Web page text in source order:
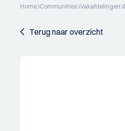
Home Communities Vakafdelingen
Terug naar overzicht